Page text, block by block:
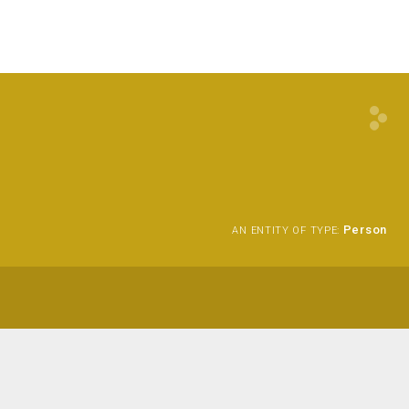
AN ENTITY OF TYPE: Person